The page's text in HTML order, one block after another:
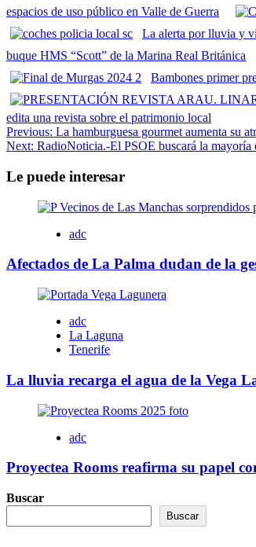
espacios de uso público en Valle de Guerra
La alerta por lluvia y
buque HMS “Scott” de la Marina Real Británica
Bambones primer
edita una revista sobre el patrimonio local
Navegación
de
entradas
Previous: La hamburguesa gourmet aumenta su
Next: RadioNoticia.-El PSOE buscará la mayoría
Le puede interesar
adc
Afectados de La Palma dudan de la
adc
La Laguna
Tenerife
La lluvia recarga el agua de la Vega
adc
Proyectea Rooms reafirma su papel
Buscar
Buscar